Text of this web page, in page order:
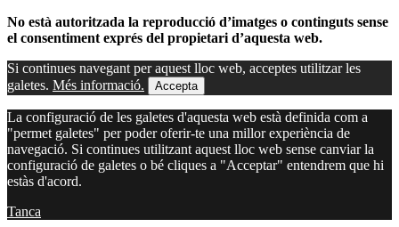
No està autoritzada la reproducció d’imatges o continguts sense
el consentiment exprés del propietari d’aquesta web.
Si continues navegant per aquest lloc web, acceptes utilitzar les
galetes. Més informació. Accepta
La configuració de les galetes d'aquesta web està definida com a
"permet galetes" per poder oferir-te una millor experiència de
navegació. Si continues utilitzant aquest lloc web sense canviar la
configuració de galetes o bé cliques a "Acceptar" entendrem que hi
estàs d'acord.
Tanca